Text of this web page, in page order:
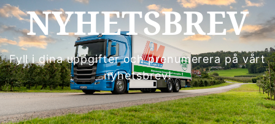
NYHETSBREV
Fyll i dina uppgifter och prenumerera på vårt
nyhetsbrev!